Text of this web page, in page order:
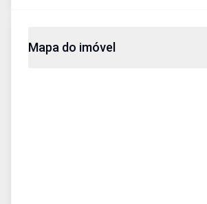
Mapa do imóvel